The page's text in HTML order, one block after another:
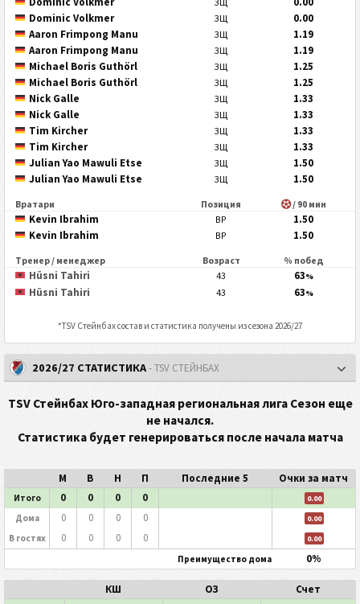
Dominic Volkmer
ЗЩ
0.00
Aaron Frimpong Manu
ЗЩ
1.19
Aaron Frimpong Manu
ЗЩ
1.19
Michael Boris Guthörl
ЗЩ
1.25
Michael Boris Guthörl
ЗЩ
1.25
Nick Galle
ЗЩ
1.33
Nick Galle
ЗЩ
1.33
Tim Kircher
ЗЩ
1.33
Tim Kircher
ЗЩ
1.33
Julian Yao Mawuli Etse
ЗЩ
1.50
Julian Yao Mawuli Etse
ЗЩ 1.50
Вратари Позиция / 90 мин
Kevin Ibrahim ВР
1.50
Kevin Ibrahim
ВР 1.50
Тренер / менеджер Возраст % побед
Hüsni Tahiri 43 63%
Hüsni Tahiri 43 63%
*TSV Стейнбахсостав и статистика получены из сезона 2026/27
2026/27 СТАТИСТИКА- TSV СТЕЙНБАХ
TSV Стейнбах Юго-западная региональная лига Сезон еще
не начался.
Статистика будет генерироваться после начала матча
М В Н П Последние 5 Очки за матч
Итого 0 0 0 0 0.00
Дома 0 0 0 0 0.00
В гостях 0 0 0 0 0.00
Преимущество дома 0%
КШ ОЗ Счет